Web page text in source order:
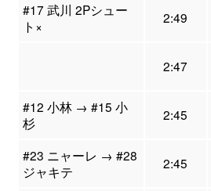
#17 武川 2Pシュー
ト×
2:49
2:47
#12 小林 → #15 小
杉
2:45
#23 ニャーレ → #28
ジャキテ
2:45